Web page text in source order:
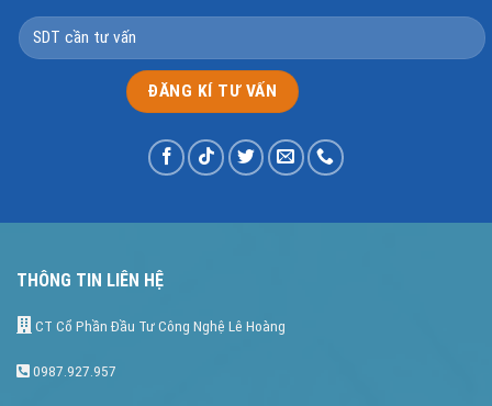
THÔNG TIN LIÊN HỆ
CT Cổ Phần Đầu Tư Công Nghệ Lê Hoàng
0987.927.957